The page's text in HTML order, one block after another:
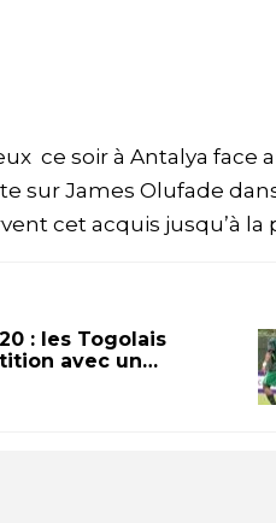
ce soir à Antalya face
sur James Olufade
cet acquis jusqu’à la
: les Togolais
avec un…